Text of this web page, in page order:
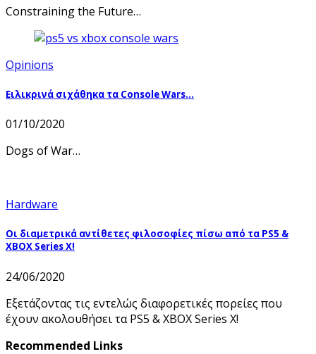
Constraining the Future…
Opinions
Ειλικρινά σιχάθηκα τα Console Wars…
01/10/2020
Dogs of War…
Hardware
Οι διαμετρικά αντίθετες φιλοσοφίες πίσω από τα PS5 &
ΧΒΟΧ Series X!
24/06/2020
Εξετάζοντας τις εντελώς διαφορετικές πορείες που
έχουν ακολουθήσει τα PS5 & XBOX Series X!
Recommended Links